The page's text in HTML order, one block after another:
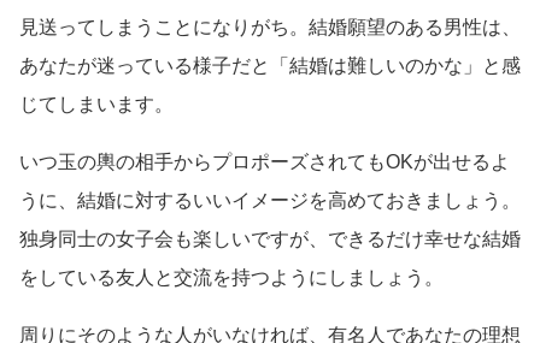
見送ってしまうことになりがち。結婚願望のある男性は、
あなたが迷っている様子だと「結婚は難しいのかな」と感
じてしまいます。
いつ玉の輿の相手からプロポーズされてもOKが出せるよ
うに、結婚に対するいいイメージを高めておきましょう。
独身同士の女子会も楽しいですが、できるだけ幸せな結婚
をしている友人と交流を持つようにしましょう。
周りにそのような人がいなければ、有名人であなたの理想